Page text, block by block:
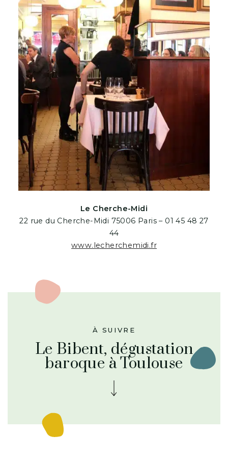
Le Cherche-Midi
22 rue du Cherche-Midi 75006 Paris – 01 45 48 27
44
www.lecherchemidi.fr
À SUIVRE
Le Bibent, dégustation
baroque à Toulouse